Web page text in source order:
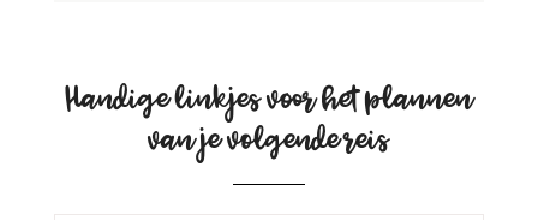
Handige linkjes voor het plannen
van je volgende reis